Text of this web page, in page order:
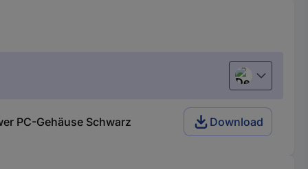
Deutsch
PC-Gehäuse Schwarz Download